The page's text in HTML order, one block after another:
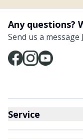
Any questions?
Send us a message
Service